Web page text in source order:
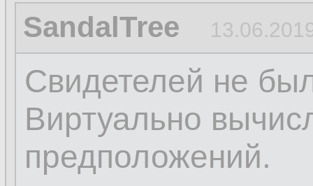
SandalTree
Свидетелей не
Виртуально
предположений.